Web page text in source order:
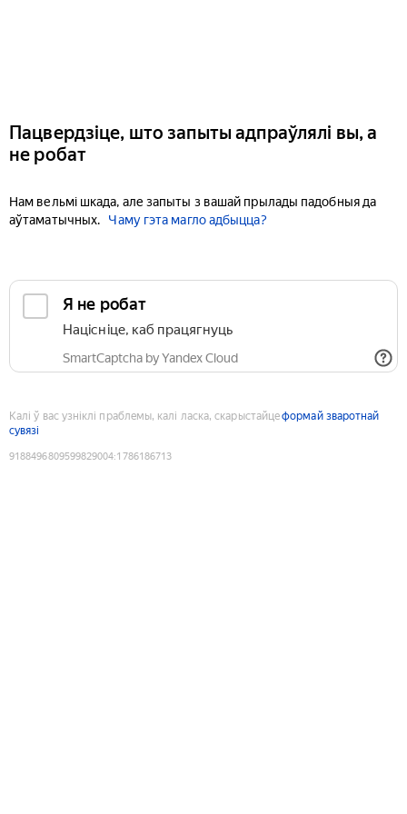
Пацвердзіце, што запыты адпраўлялі вы, а
не робат
Нам вельмі шкада, але запыты з вашай прылады падобныя да
аўтаматычных.
Чаму гэта магло адбыцца?
Я не робат
Націсніце, каб працягнуць
SmartCaptcha by Yandex Cloud
Калі ў вас узніклі праблемы, калі ласка, скарыстайцеформай зваротнай
сувязі
9188496809599829004:1786186713